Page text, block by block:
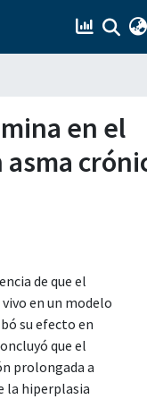
en el
de que el
en un modelo
su efecto en
que el
prolongada a
la hiperplasia